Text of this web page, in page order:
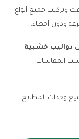
جميع أنواع
ودون أخطاء.
دواليب خشبية
المقاسات
وحدات المطابخ